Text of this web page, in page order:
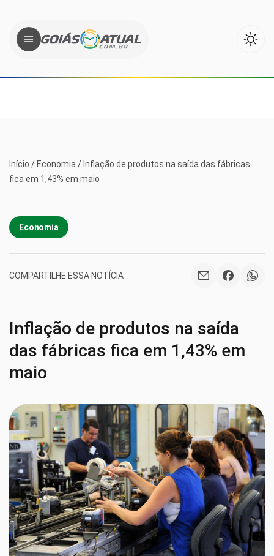
Início / Economia / Inflação de produtos na saída das fábricas
fica em 1,43% em maio
Economia
COMPARTILHE ESSA NOTÍCIA
Inflação de produtos na saída
das fábricas fica em 1,43% em
maio